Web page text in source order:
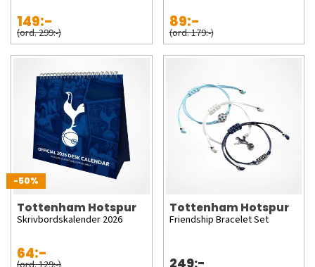
149:-
(ord. 299:-)
89:-
(ord. 179:-)
-50%
Tottenham Hotspur
Skrivbordskalender 2026
64:-
Tottenham Hotspur
Friendship Bracelet Set
249:-